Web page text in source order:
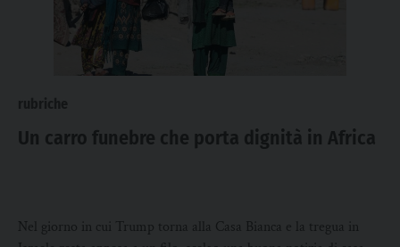
Un carro funebre che porta dignità in Africa
Nel giorno in cui Trump torna alla Casa Bianca e la tregua in